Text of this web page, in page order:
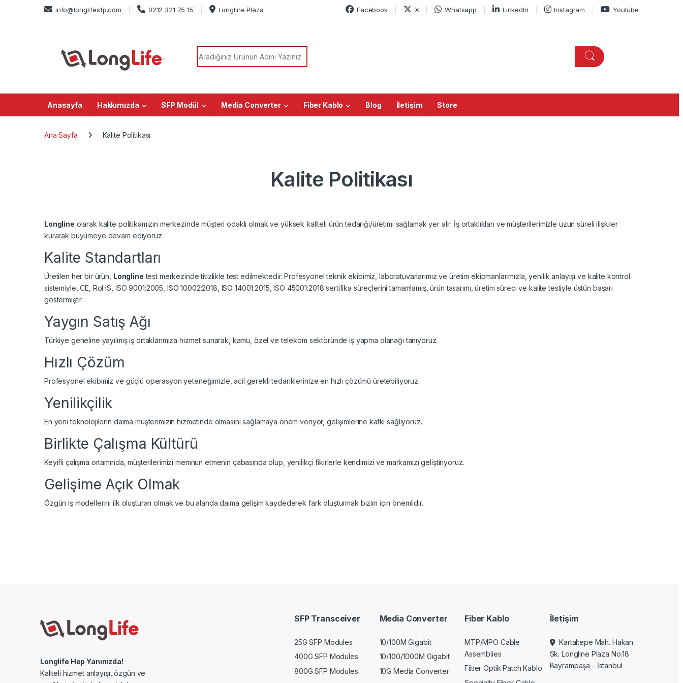
Skip to navigation
Skip to content info@longlifesfp.com 0212 321 75 15 Longline Plaza Facebook X Whatsapp LinkedIn Instagram Youtube
Search for:
Anasayfa Hakkımızda SFP Modül Media Converter Fiber Kablo Blog İletişim Store
Ana Sayfa Kalite Politikası
Kalite Politikası
Longline olarak kalite politikamızın merkezinde müşteri odaklı olmak ve yüksek kaliteli ürün tedariği/üretimi sağlamak yer alır. İş ortaklıkları ve müşterilerimizle uzun süreli ilişkiler
kurarak büyümeye devam ediyoruz.
Kalite Standartları
Üretilen her bir ürün, Longline test merkezinde titizlikle test edilmektedir. Profesyonel teknik ekibimiz, laboratuvarlarımız ve üretim ekipmanlarımızla, yenilik anlayışı ve kalite kontrol
sistemiyle, CE, RoHS, ISO 9001:2005, ISO 10002:2018, ISO 14001:2015, ISO 45001:2018 sertifika süreçlerini tamamlamış, ürün tasarımı, üretim süreci ve kalite testiyle üstün başarı
göstermiştir.
Yaygın Satış Ağı
Türkiye geneline yayılmış iş ortaklarımıza hizmet sunarak, kamu, özel ve telekom sektöründe iş yapma olanağı tanıyoruz.
Hızlı Çözüm
Profesyonel ekibimiz ve güçlü operasyon yeteneğimizle, acil gerekli tedariklerinize en hızlı çözümü üretebiliyoruz.
Yenilikçilik
En yeni teknolojilerin daima müşterimizin hizmetinde olmasını sağlamaya önem veriyor, gelişimlerine katkı sağlıyoruz.
Birlikte Çalışma Kültürü
Keyifli çalışma ortamında, müşterilerimizi memnun etmenin çabasında olup, yenilikçi fikirlerle kendimizi ve markamızı geliştiriyoruz.
Gelişime Açık Olmak
Özgün iş modellerini ilk oluşturan olmak ve bu alanda daima gelişim kaydederek fark oluşturmak bizim için önemlidir.
Longlife Hep Yanınızda!
Kaliteli hizmet anlayışı, özgün ve
SFP Transceiver
25G SFP Modules
400G SFP Modules
800G SFP Modules
Media Converter
10/100M Gigabit
10/100/1000M Gigabit
10G Media Converter
Fiber Kablo
MTP/MPO Cable
Assemblies
Fiber Optik Patch Kablo
İletişim
Kartaltepe Mah. Hakan
Sk. Longline Plaza No:18
Bayrampaşa - İstanbul